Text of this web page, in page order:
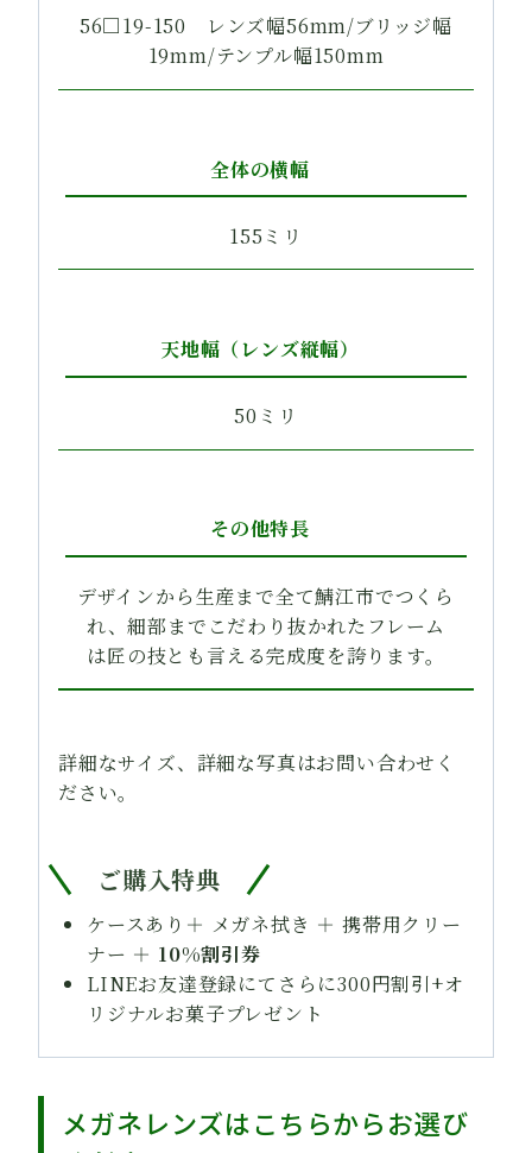
56□19-150 レンズ幅56mm/ブリッジ幅
19mm/テンプル幅150mm
全体の横幅
155ミリ
天地幅（レンズ縦幅）
50ミリ
その他特長
デザインから生産まで全て鯖江市でつくら
れ、細部までこだわり抜かれたフレーム
は匠の技とも言える完成度を誇ります。
詳細なサイズ、詳細な写真はお問い合わせく
ださい。
ご購入特典
ケースあり＋ メガネ拭き ＋ 携帯用クリー
ナー ＋ 10%割引券
LINEお友達登録にてさらに300円割引+オ
リジナルお菓子プレゼント
メガネレンズはこちらからお選び